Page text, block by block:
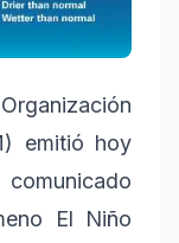
emitió hoy
El Niño